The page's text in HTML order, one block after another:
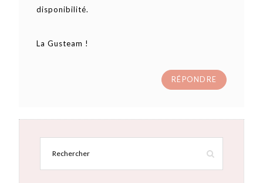
disponibilité.
La Gusteam !
RÉPONDRE